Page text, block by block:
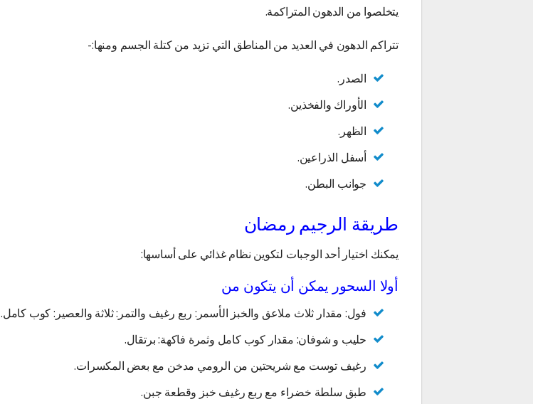
يتخلصوا من الدهون المتراكمة.
تتراكم الدهون في العديد من المناطق التي تزيد من كتلة الجسم ومنها:-
الصدر.
الأوراك والفخذين.
الظهر.
أسفل الذراعين.
جوانب البطن.
طريقة الرجيم رمضان
يمكنك اختيار أحد الوجبات لتكوين نظام غذائي على أساسها:
أولا السحور يمكن أن يتكون من
فول: مقدار ثلاث ملاعق والخبز الأسمر: ربع رغيف والتمر: ثلاثة والعصير: كوب كامل.
حليب و شوفان: مقدار كوب كامل وثمرة فاكهة: برتقال.
رغيف توست مع شريحتين من الرومي مدخن مع بعض المكسرات.
طبق سلطة خضراء مع ربع رغيف خبز وقطعة جبن.